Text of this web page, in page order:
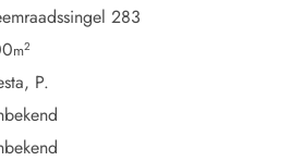
283
m2
P.